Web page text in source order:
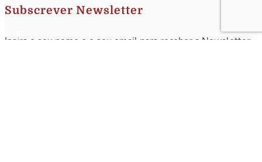
Subscrever Newsletter
Insira o seu nome e o seu email para receber a Newsletter.